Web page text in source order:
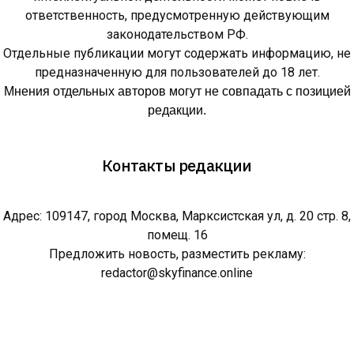
ответственность, предусмотренную действующим
законодательством РФ.
Отдельные публикации могут содержать информацию, не
предназначенную для пользователей до 18 лет.
Мнения отдельных авторов могут не совпадать с позицией
редакции.
Контакты редакции
Адрес: 109147, город Москва, Марксистская ул, д. 20 стр. 8,
помещ. 16
Предложить новость, разместить рекламу:
redactor@skyfinance.online